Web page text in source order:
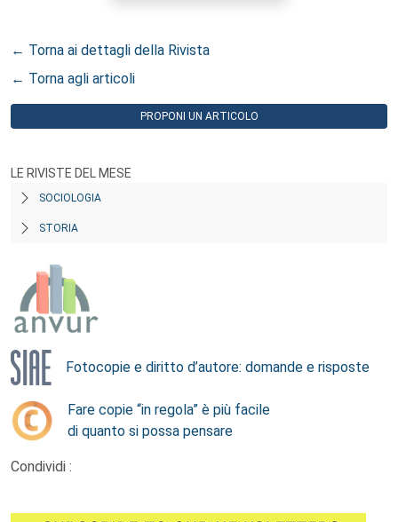
← Torna ai dettagli della Rivista
← Torna agli articoli
PROPONI UN ARTICOLO
LE RIVISTE DEL MESE
SOCIOLOGIA
STORIA
Fotocopie e diritto d’autore: domande e risposte
Fare copie “in regola” è più facile
di quanto si possa pensare
Condividi :